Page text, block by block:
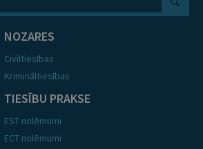
NOZARES
Civiltiesības
Krimināltiesības
TIESĪBU PRAKSE
EST nolēmumi
ECT nolēmumi